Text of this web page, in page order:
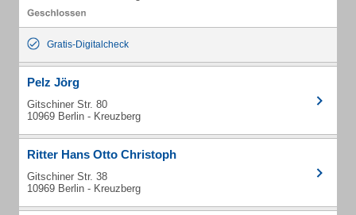
Gratis-Digitalcheck
Pelz Jörg
Gitschiner Str. 80
10969 Berlin - Kreuzberg
Ritter Hans Otto Christoph
Gitschiner Str. 38
10969 Berlin - Kreuzberg